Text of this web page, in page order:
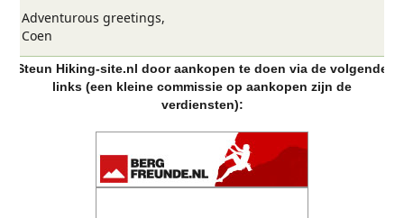
Adventurous greetings,
Coen
Steun Hiking-site.nl door aankopen te doen via de volgende
links (een kleine commissie op aankopen zijn de
verdiensten):